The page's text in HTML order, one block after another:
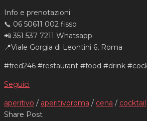
Info e prenotazioni:
📞 06 50611 002 fisso
📲 351 537 7211 Whatsapp
📍Viale Gorgia di Leontini 6, Roma
#fred246 #restaurant #food #drink
Seguici
aperitivo / aperitivoroma / cena / cocktail
Share Post